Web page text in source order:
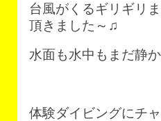
台風がくるギリギリ
頂きました～♫
水面も水中もまだ静
体験ダイビングにチ